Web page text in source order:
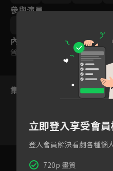
參與演員
內容標籤
普遍級
集數列表
立即登入享受會
登入會員解決看劇各種惱
720p 畫質